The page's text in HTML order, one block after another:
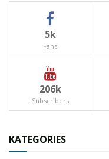
5k
Fans
206k
Subscribers
KATEGORIES